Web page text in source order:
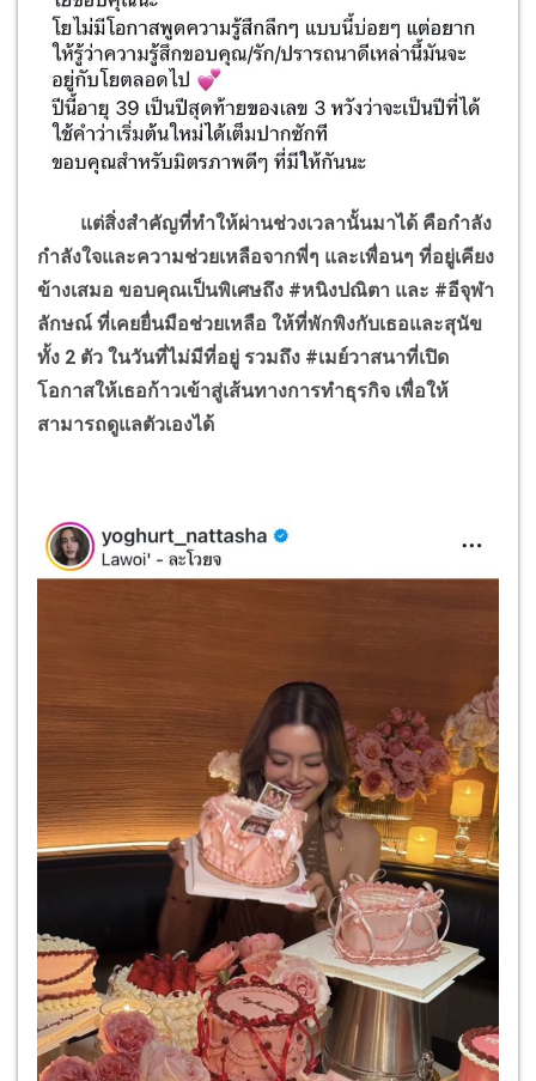
แต่สิ่งสำคัญที่ทำให้ผ่านช่วงเวลานั้นมาได้ คือกำลัง
กำลังใจและความช่วยเหลือจากพี่ๆ และเพื่อนๆ ที่อยู่เคียง
ข้างเสมอ ขอบคุณเป็นพิเศษถึง #หนิงปณิตา และ #อีจุฬา
ลักษณ์ ที่เคยยื่นมือช่วยเหลือ ให้ที่พักพิงกับเธอและสุนัข
ทั้ง 2 ตัว ในวันที่ไม่มีที่อยู่ รวมถึง #เมย์วาสนาที่เปิด
โอกาสให้เธอก้าวเข้าสู่เส้นทางการทำธุรกิจ เพื่อให้
สามารถดูแลตัวเองได้